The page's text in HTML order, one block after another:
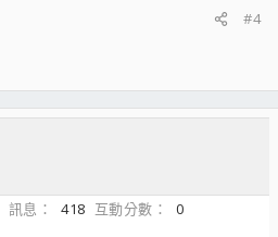
#4
訊息 418 互動分數
0